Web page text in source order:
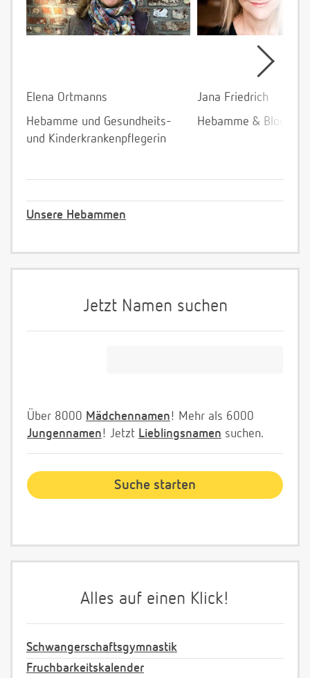
Elena Ortmanns
Hebamme und Gesundheits-
und Kinderkrankenpflegerin
Jana Friedrich
Hebamme &
Unsere Hebammen
Jetzt Namen suchen
Über 8000 Mädchennamen! Mehr als 6000
Jungennamen! Jetzt Lieblingsnamen suchen.
Alles auf einen Klick!
Schwangerschaftsgymnastik
Fruchbarkeitskalender